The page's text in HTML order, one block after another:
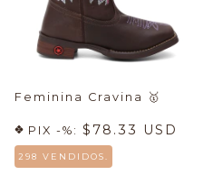
Feminina Cravina 🥇
PIX -%: $78.33 USD
298 VENDIDOS.